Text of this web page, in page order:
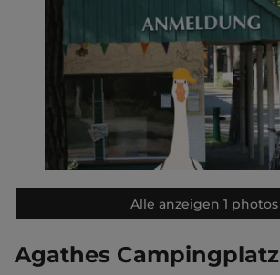
Alle anzeigen 1 photos
Agathes Campingplatz